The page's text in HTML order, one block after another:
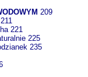
209
221
225
235